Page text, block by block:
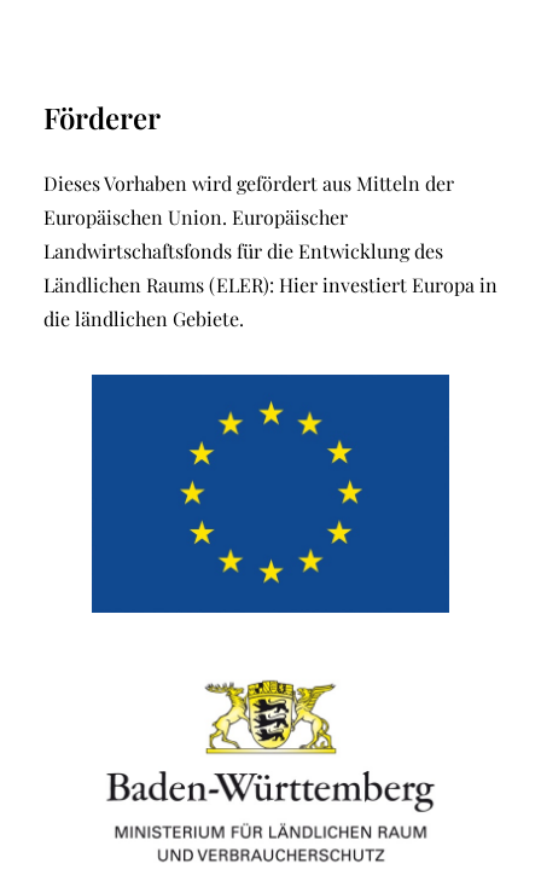
Förderer
Dieses Vorhaben wird gefördert aus Mitteln der
Europäischen Union. Europäischer
Landwirtschaftsfonds für die Entwicklung des
Ländlichen Raums (ELER): Hier investiert Europa in
die ländlichen Gebiete.